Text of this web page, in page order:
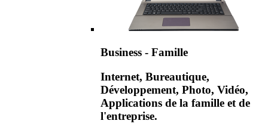
Business - Famille
Internet, Bureautique,
Développement, Photo, Vidéo,
Applications de la famille et de
l'entreprise.